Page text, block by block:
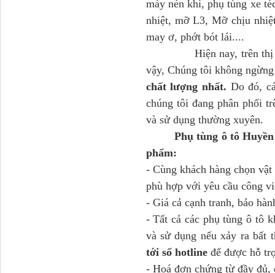
máy nén khí, phụ tùng xe
nhiệt, mỡ L3, Mỡ chịu
may ơ, phớt bót lái....
Hiện nay, trên thị
vậy, Chúng tôi không
chất lượng nhất. Do đó,
chúng tôi đang phân phối
và sử dụng thường xuyên.
Phụ tùng ô tô Huyền
phẩm:
- Cùng khách hàng chọn
phù hợp với yêu cầu công
- Giá cả cạnh tranh, bảo
- Tất cả các phụ tùng ô tô
và sử dụng nếu xảy ra bất
tới số hotline để được hỗ
- Hoá đơn chứng từ đầy đủ,